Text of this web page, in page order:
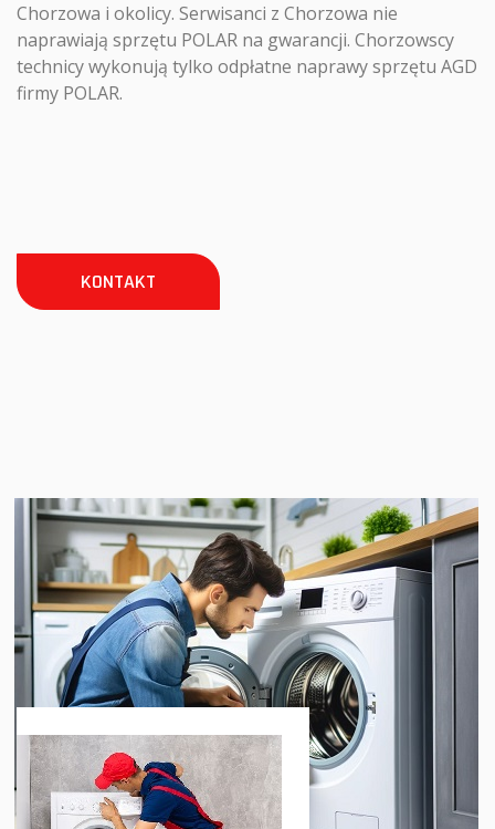
Chorzowa i okolicy. Serwisanci z Chorzowa nie
naprawiają sprzętu POLAR na gwarancji. Chorzowscy
technicy wykonują tylko odpłatne naprawy sprzętu AGD
firmy POLAR.
KONTAKT